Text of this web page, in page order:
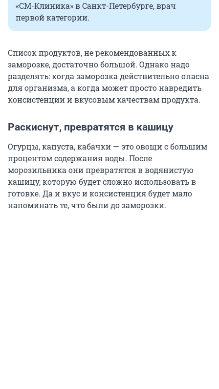
«СМ-Клиника» в Санкт-Петербурге, врач
первой категории.
Список продуктов, не рекомендованных к
заморозке, достаточно большой. Однако надо
разделять: когда заморозка действительно опасна
для организма, а когда может просто навредить
консистенции и вкусовым качествам продукта.
Раскиснут, превратятся в кашицу
Огурцы, капуста, кабачки — это овощи с большим
процентом содержания воды. После
морозильника они превратятся в водянистую
кашицу, которую будет сложно использовать в
готовке. Да и вкус и консистенция будет мало
напоминать те, что были до заморозки.